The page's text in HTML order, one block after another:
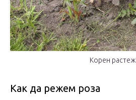
Корен растеж
Как да режем роза